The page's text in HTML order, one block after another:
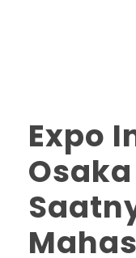
Expo